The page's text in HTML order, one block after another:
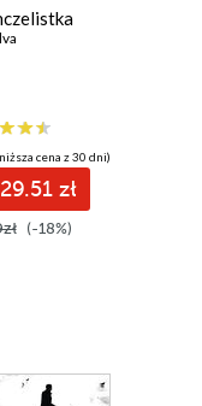
cena z 30 dni)
29.51 zł
(-18%)